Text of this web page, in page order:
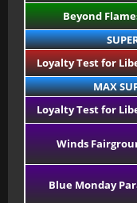
Beyond
Loyalty Test for
MAX
Loyalty Test for
Winds
Blue Monday